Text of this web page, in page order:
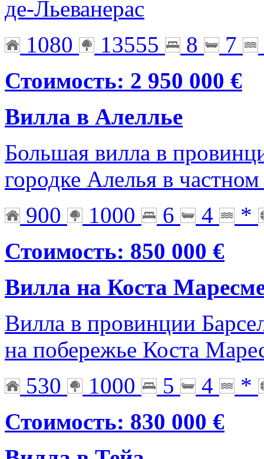
де-Льеванерас
1080
13555 8
7
Стоимость: 2 950 000 €
Вилла в Алеллье
Большая вилла в
городке Алелья в
900
1000 6 4
*
Стоимость: 850 000 €
Вилла на Коста
Вилла в провинции
на побережье Коста
530
1000 5 4
*
Стоимость: 830 000 €